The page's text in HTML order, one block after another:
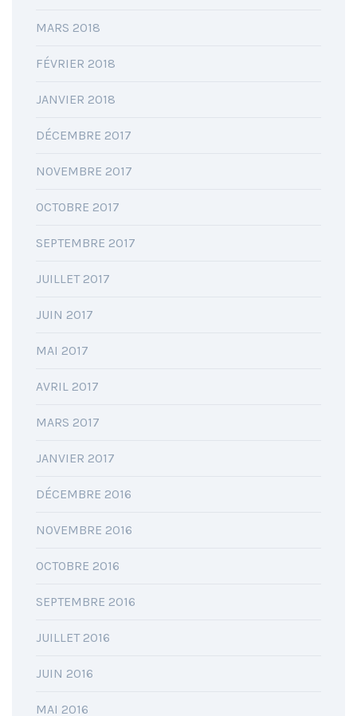
MARS 2018
FÉVRIER 2018
JANVIER 2018
DÉCEMBRE 2017
NOVEMBRE 2017
OCTOBRE 2017
SEPTEMBRE 2017
JUILLET 2017
JUIN 2017
MAI 2017
AVRIL 2017
MARS 2017
JANVIER 2017
DÉCEMBRE 2016
NOVEMBRE 2016
OCTOBRE 2016
SEPTEMBRE 2016
JUILLET 2016
JUIN 2016
MAI 2016